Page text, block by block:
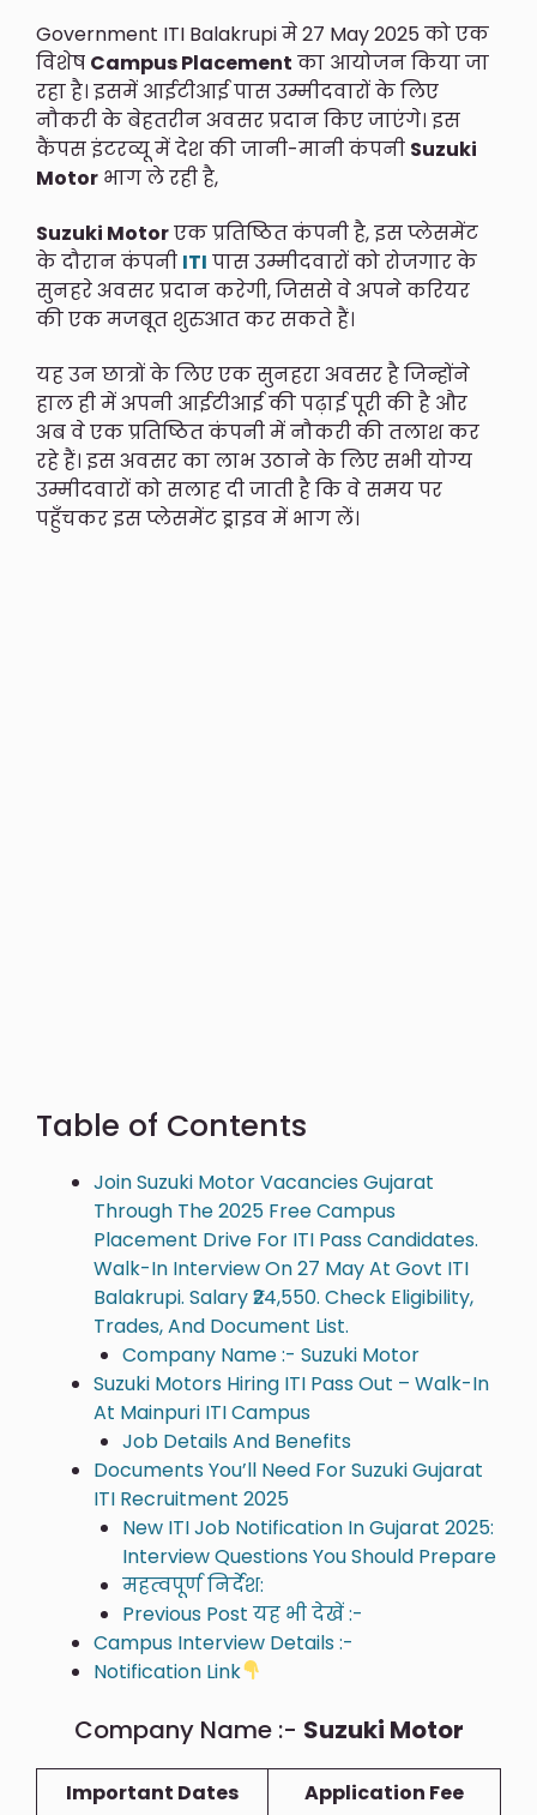
Government ITI Balakrupi मे 27 May 2025 को एक
विशेष Campus Placement का आयोजन किया जा
रहा है। इसमें आईटीआई पास उम्मीदवारों के लिए
नौकरी के बेहतरीन अवसर प्रदान किए जाएंगे। इस
कैंपस इंटरव्यू में देश की जानी-मानी कंपनी Suzuki
Motor भाग ले रही है,
Suzuki Motorएक प्रतिष्ठित कंपनी है, इस प्लेसमेंट
के दौरान कंपनी ITI पास उम्मीदवारों को रोजगार के
सुनहरे अवसर प्रदान करेगी, जिससे वे अपने करियर
की एक मजबूत शुरुआत कर सकते हैं।
यह उन छात्रों के लिए एक सुनहरा अवसर है जिन्होंने
हाल ही में अपनी आईटीआई की पढ़ाई पूरी की है और
अब वे एक प्रतिष्ठित कंपनी में नौकरी की तलाश कर
रहे हैं। इस अवसर का लाभ उठाने के लिए सभी योग्य
उम्मीदवारों को सलाह दी जाती है कि वे समय पर
पहुँचकर इस प्लेसमेंट ड्राइव में भाग लें।
Table of Contents
Join Suzuki Motor Vacancies Gujarat
Through The 2025 Free Campus
Placement Drive For ITI Pass Candidates.
Walk-In Interview On 27 May At Govt ITI
Balakrupi. Salary ₹24,550. Check Eligibility,
Trades, And Document List.
Company Name :- Suzuki Motor
Suzuki Motors Hiring ITI Pass Out – Walk-In
At Mainpuri ITI Campus
Job Details And Benefits
Documents You’ll Need For Suzuki Gujarat
ITI Recruitment 2025
New ITI Job Notification In Gujarat 2025:
Interview Questions You Should Prepare
महत्वपूर्ण निर्देश:
Previous Post यह भी देखें :-
Campus Interview Details :-
Notification Link
Company Name :- Suzuki Motor
Important Dates Application Fee